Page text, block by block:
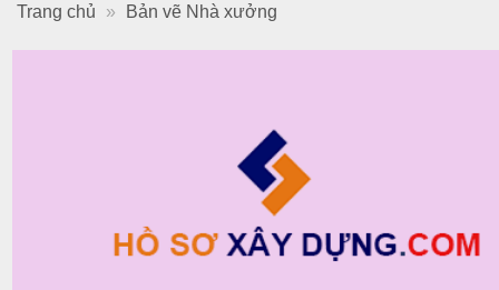
Trang chủ » Bản vẽ Nhà xưởng